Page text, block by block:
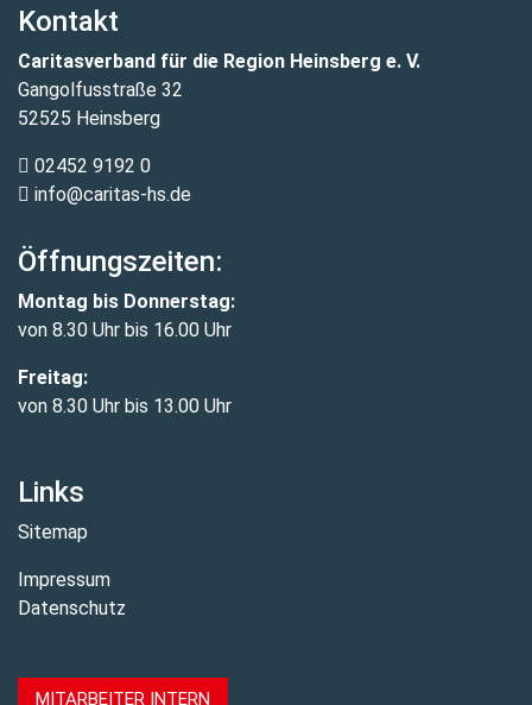
Kontakt
Caritasverband für die Region Heinsberg e. V.
Gangolfusstraße 32
52525 Heinsberg
02452 9192 0
info@caritas-hs.de
Öffnungszeiten:
Montag bis Donnerstag:
von 8.30 Uhr bis 16.00 Uhr
Freitag:
von 8.30 Uhr bis 13.00 Uhr
Links
Sitemap
Impressum
Datenschutz
MITARBEITER INTERN